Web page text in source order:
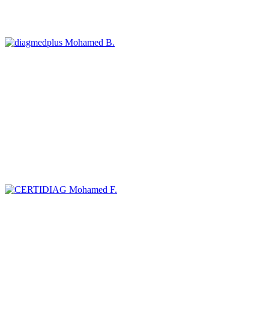
Mohamed B.
Mohamed F.